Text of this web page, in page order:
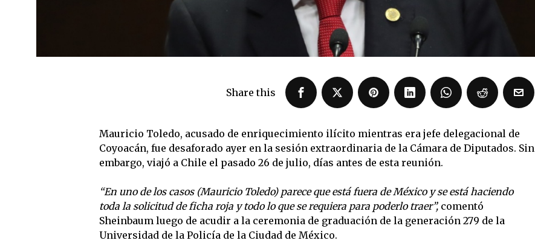
Share this
Mauricio Toledo, acusado de enriquecimiento ilícito mientras era jefe delegacional de
Coyoacán, fue desaforado ayer en la sesión extraordinaria de la Cámara de Diputados. Sin
embargo, viajó a Chile el pasado 26 de julio, días antes de esta reunión.
“En uno de los casos (Mauricio Toledo) parece que está fuera de México y se está haciendo
toda la solicitud de ficha roja y todo lo que se requiera para poderlo traer”, comentó
Sheinbaum luego de acudir a la ceremonia de graduación de la generación 279 de la
Universidad de la Policía de la Ciudad de México.